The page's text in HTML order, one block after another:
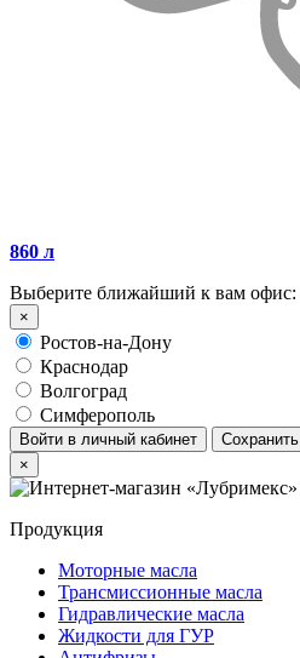
860 л
Выберите ближайший к вам офис:
×
Ростов-на-Дону
Краснодар
Волгоград
Симферополь
Войти в личный кабинет
Сохранить
×
Продукция
Моторные масла
Трансмиссионные масла
Гидравлические масла
Жидкости для ГУР